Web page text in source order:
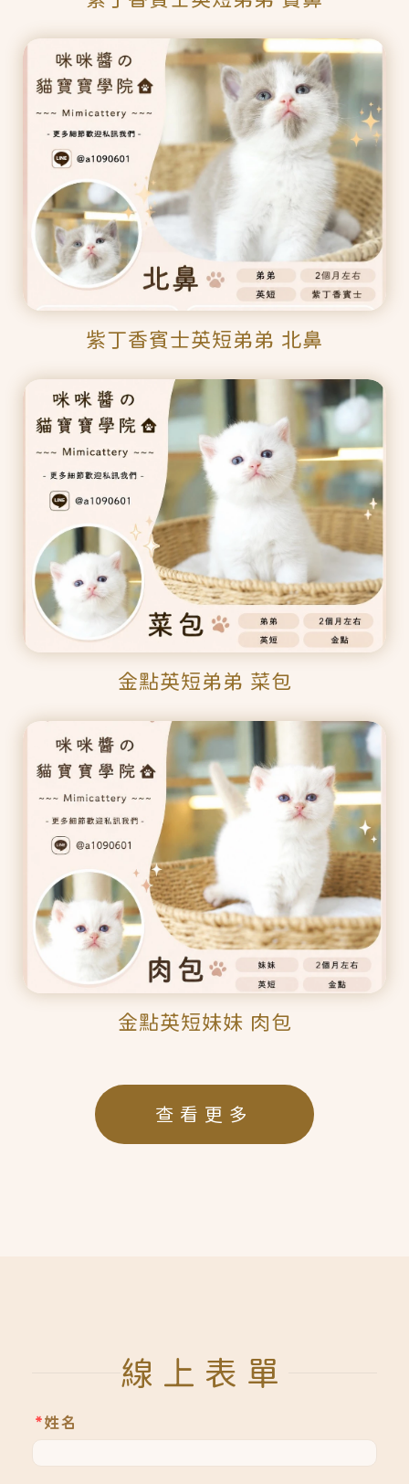
紫丁香賓士英短弟弟 北鼻
金點英短弟弟 菜包
金點英短妹妹 肉包
查看更多
線上表單
*姓名